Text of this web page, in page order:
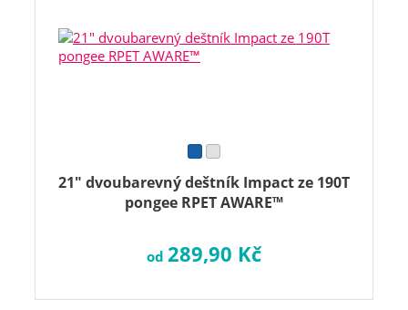
21" dvoubarevný deštník Impact ze 190T
pongee RPET AWARE™
od 289,90 Kč